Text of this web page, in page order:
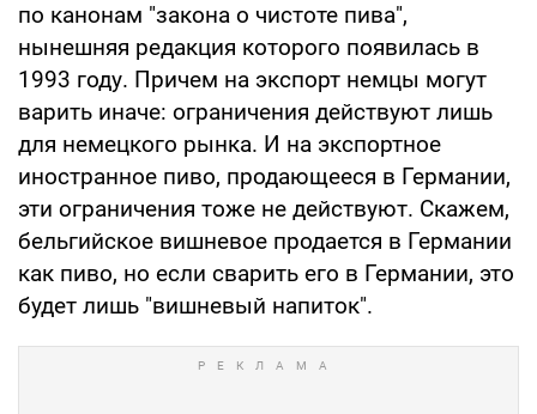
по канонам "закона о чистоте пива",
нынешняя редакция которого появилась в
1993 году. Причем на экспорт немцы могут
варить иначе: ограничения действуют лишь
для немецкого рынка. И на экспортное
иностранное пиво, продающееся в Германии,
эти ограничения тоже не действуют. Скажем,
бельгийское вишневое продается в Германии
как пиво, но если сварить его в Германии, это
будет лишь "вишневый напиток".